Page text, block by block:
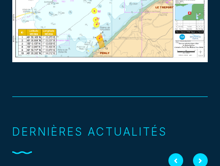
DERNIÈRES ACTUALITÉS